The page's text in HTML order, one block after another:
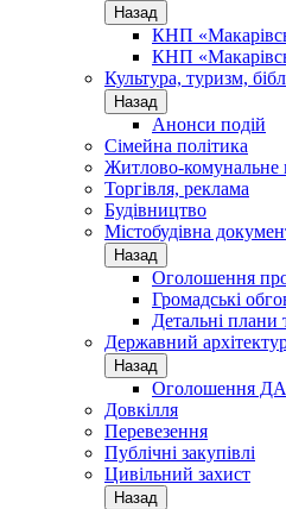
Назад
КНП
КНП
Культура, туризм,
Назад
Анонси подій
Сімейна політика
Житлово-комунальне
Торгівля, реклама
Будівництво
Містобудівна
Назад
Оголошення
Громадські
Детальні плани
Державний
Назад
Оголошення
Довкілля
Перевезення
Публічні закупівлі
Цивільний захист
Назад